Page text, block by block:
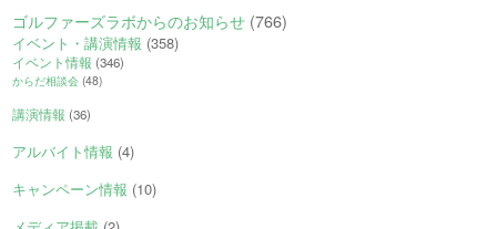
ゴルファーズラボからのお知らせ (766)
イベント・講演情報 (358)
イベント情報 (346)
からだ相談会 (48)
講演情報 (36)
アルバイト情報 (4)
キャンペーン情報 (10)